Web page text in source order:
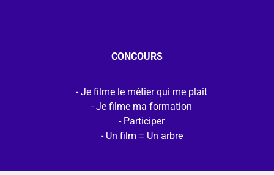
CONCOURS
Je filme le métier qui me plait
Je filme ma formation
Participer
Un film = Un arbre